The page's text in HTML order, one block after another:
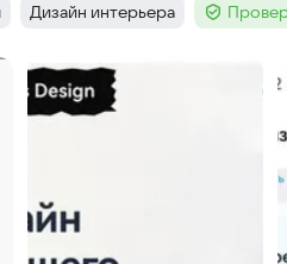
Тег:
Дизайн интерьера Тег :